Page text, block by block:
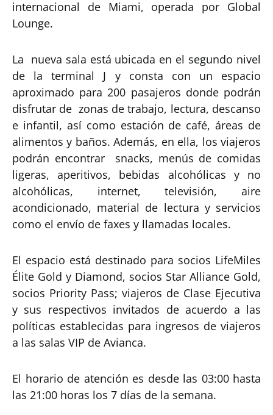
internacional de Miami, operada por Global
Lounge.
La nueva sala está ubicada en el segundo nivel
de la terminal J y consta con un espacio
aproximado para 200 pasajeros donde podrán
disfrutar de zonas de trabajo, lectura, descanso
e infantil, así como estación de café, áreas de
alimentos y baños. Además, en ella, los viajeros
podrán encontrar snacks, menús de comidas
ligeras, aperitivos, bebidas alcohólicas y no
alcohólicas, internet, televisión, aire
acondicionado, material de lectura y servicios
como el envío de faxes y llamadas locales.
El espacio está destinado para socios LifeMiles
Élite Gold y Diamond, socios Star Alliance Gold,
socios Priority Pass; viajeros de Clase Ejecutiva
y sus respectivos invitados de acuerdo a las
políticas establecidas para ingresos de viajeros
a las salas VIP de Avianca.
El horario de atención es desde las 03:00 hasta
las 21:00 horas los 7 días de la semana.